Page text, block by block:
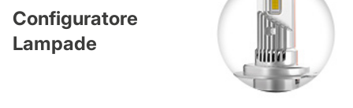
Configuratore
Lampade